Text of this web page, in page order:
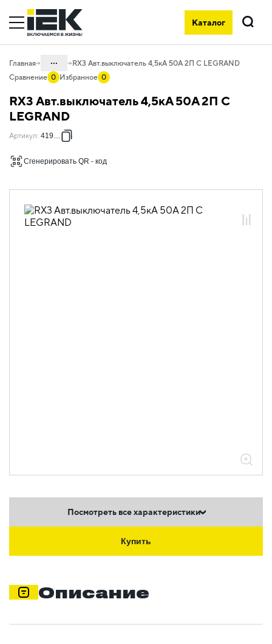
Каталог
Поиск
Главная ...
01. Модульное оборудование
01.05 Модульное оборудование
ДРУГИЕ СЕРИИ
01.05.01 Модульные автоматические
01.05.01.03 Модульные
01.05.01.03.01 Автоматические
RX3 Авт.выключатель 4,5кА 50А 2П C LEGRAND
Сравнение 0 Избранное 0
RX3 Авт.выключатель 4,5кА 50А 2П C
LEGRAND
Артикул: 419702
Сгенерировать QR - код
Посмотреть все характеристики
Купить
Описание